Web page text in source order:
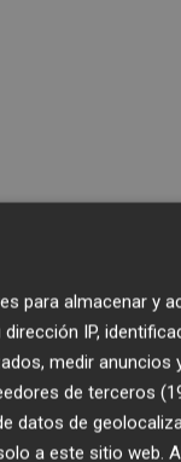
para almacenar y
IP,
medir anuncios
de terceros
datos de
a este sitio web.